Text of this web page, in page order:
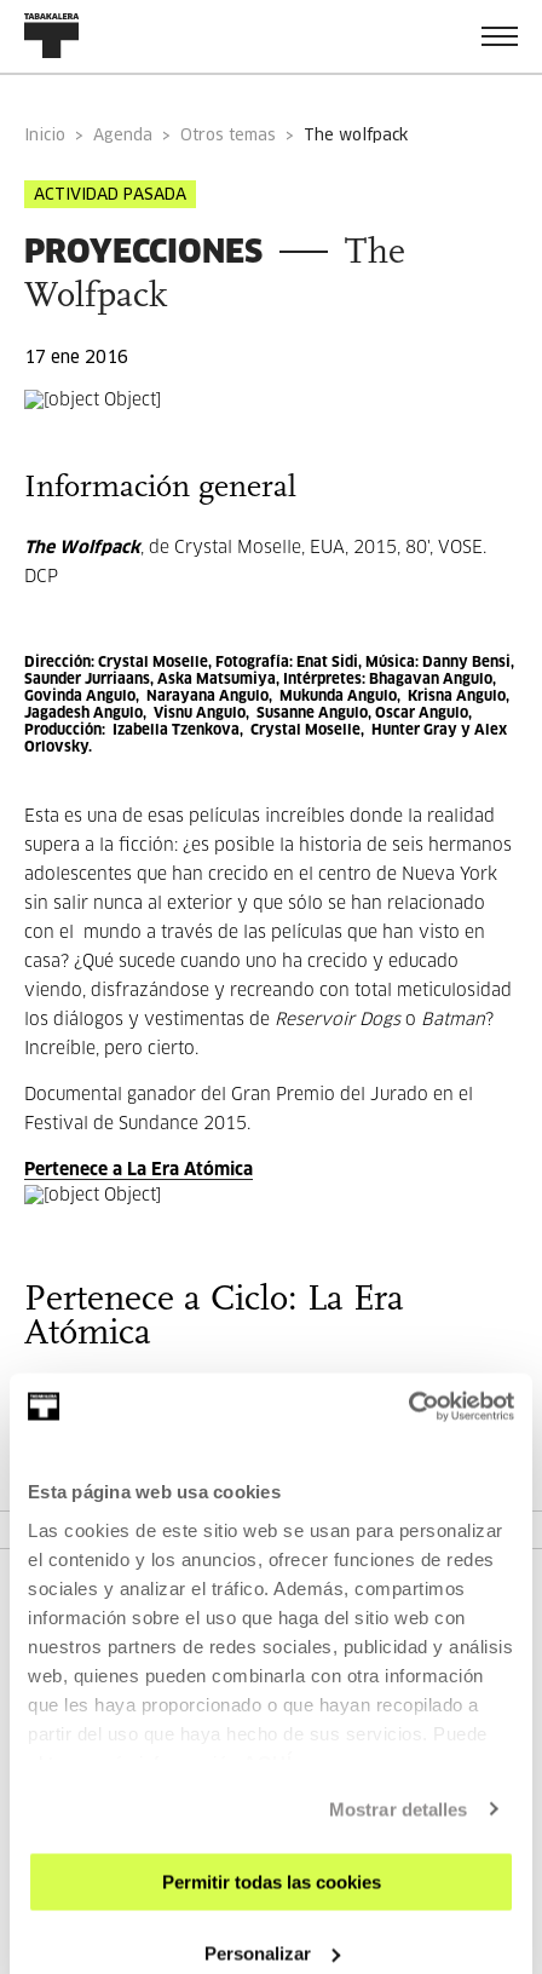
Esta página web usa cookies
Las cookies de este sitio web se usan para personalizar
el contenido y los anuncios, ofrecer funciones de redes
sociales y analizar el tráfico. Además, compartimos
información sobre el uso que haga del sitio web con
nuestros partners de redes sociales, publicidad y análisis
web, quienes pueden combinarla con otra información
que les haya proporcionado o que hayan recopilado a
partir del uso que haya hecho de sus servicios. Puede
Mostrar detalles
Permitir todas las cookies
Personalizar
Inicio Agenda Otros temas the wolfpack
ACTIVIDAD PASADA
PROYECCIONES
The
Wolfpack
17 ene 2016
Información general
The Wolfpack, de Crystal Moselle, EUA, 2015, 80', VOSE.
DCP
Dirección: Crystal Moselle, Fotografía: Enat Sidi, Música: Danny Bensi,
Saunder Jurriaans, Aska Matsumiya,
Intérpretes: Bhagavan Angulo,
Govinda Angulo, Narayana Angulo, Mukunda Angulo, Krisna Angulo,
Jagadesh Angulo, Visnu Angulo, Susanne Angulo, Oscar Angulo,
Producción: Izabella Tzenkova, Crystal Moselle, Hunter Gray y Alex
Orlovsky.
Esta es una de esas películas increíbles donde la realidad
supera a la ficción: ¿es posible la historia de seis hermanos
adolescentes que han crecido en el centro de Nueva York
sin salir nunca al exterior y que sólo se han relacionado
con el mundo a través de las películas que han visto en
casa? ¿Qué sucede cuando uno ha crecido y educado
viendo, disfrazándose y recreando con total meticulosidad
los diálogos y vestimentas de Reservoir Dogso Batman ?
Increíble, pero cierto.
Documental ganador del Gran Premio del Jurado en el
Festival de Sundance 2015.
Pertenece a La Era Atómica
Pertenece a Ciclo: La Era
Atómica
Repaso a los imaginarios de infancia, adolescencia y
juventud en el cine.
VER CICLO
CONTACTO Y HORARIOS